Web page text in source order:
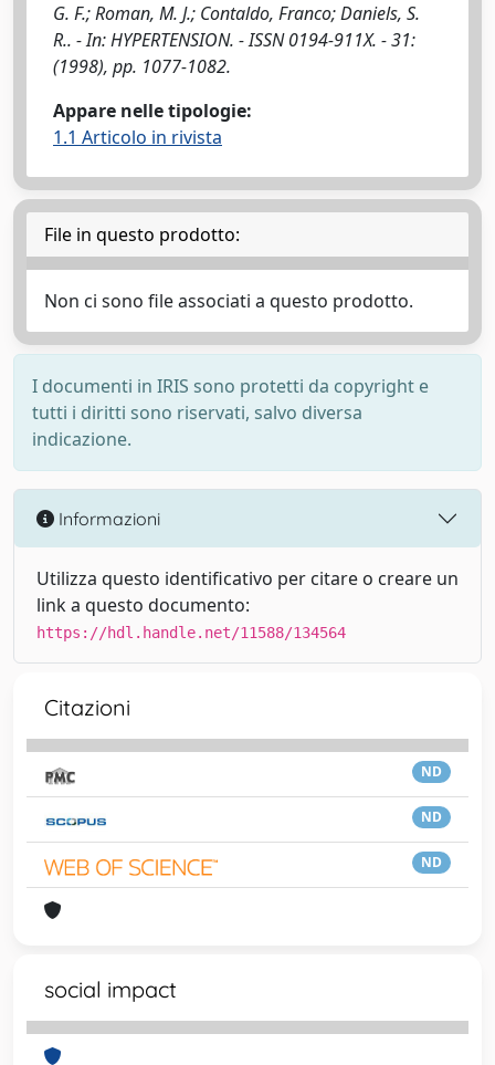
G. F.; Roman, M. J.; Contaldo, Franco; Daniels, S.
R.. - In: HYPERTENSION. - ISSN 0194-911X. - 31:
(1998), pp. 1077-1082.
Appare nelle tipologie:
1.1 Articolo in rivista
File in questo prodotto:
Non ci sono file associati a questo prodotto.
I documenti in IRIS sono protetti da copyright e
tutti i diritti sono riservati, salvo diversa
indicazione.
Informazioni
Utilizza questo identificativo per citare o creare un
link a questo documento:
https://hdl.handle.net/11588/134564
Citazioni
ND
ND
ND
social impact